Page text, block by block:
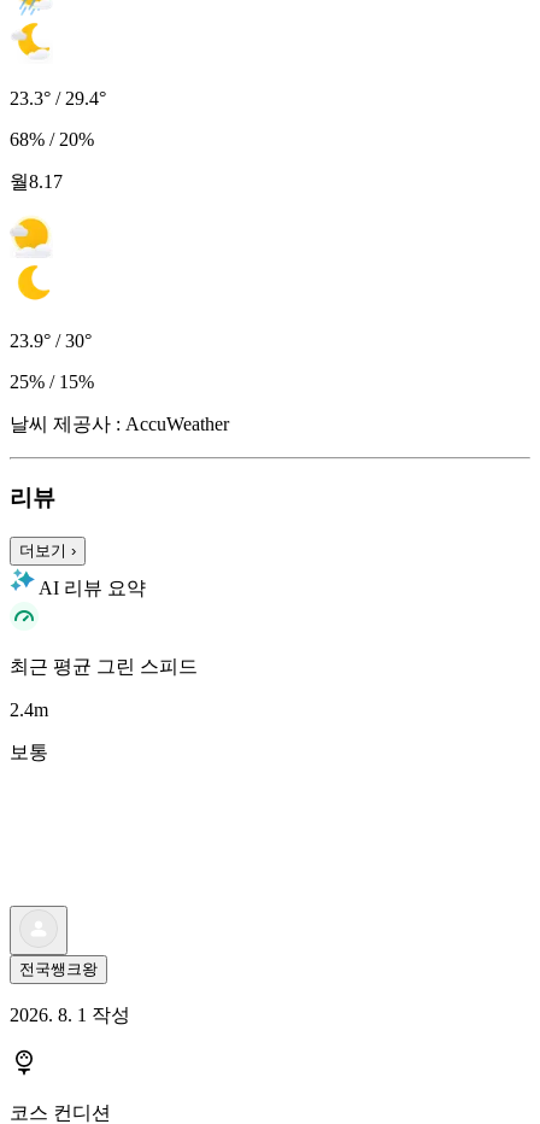
23.3° / 29.4°
68% / 20%
월8.17
23.9° / 30°
25% / 15%
날씨 제공사 : AccuWeather
리뷰
더보기 ›
AI 리뷰 요약
최근 평균 그린 스피드
2.4m
보통
전국쌩크왕
2026. 8. 1 작성
코스 컨디션